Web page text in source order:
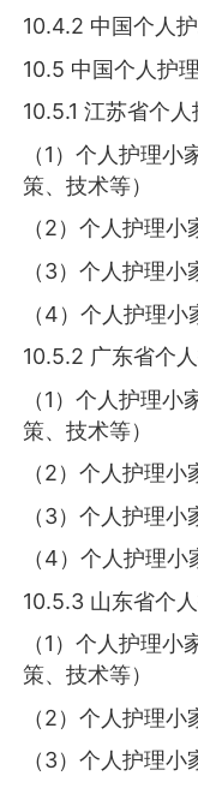
10.4.2 中国个人
10.5 中国个人护
10.5.1 江苏省个
（1）个人护理
策、技术等）
（2）个人护理
（3）个人护理
（4）个人护理
10.5.2 广东省个
（1）个人护理
策、技术等）
（2）个人护理
（3）个人护理
（4）个人护理
10.5.3 山东省个
（1）个人护理
策、技术等）
（2）个人护理
（3）个人护理